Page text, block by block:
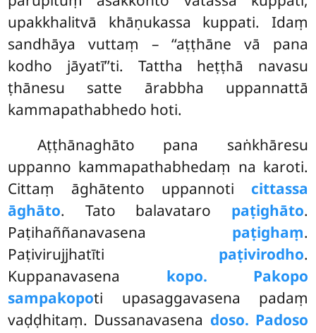
upakkhalitvā khāṇukassa kuppati. Idaṃ
sandhāya vuttaṃ – ‘‘aṭṭhāne vā pana
kodho jāyatī’’ti. Tattha heṭṭhā navasu
ṭhānesu satte ārabbha uppannattā
kammapathabhedo hoti.
Aṭṭhānaghāto pana saṅkhāresu
uppanno kammapathabhedaṃ na karoti.
Cittaṃ āghātento uppannoti cittassa
āghāto. Tato balavataro paṭighāto.
Paṭihaññanavasena paṭighaṃ.
Paṭivirujjhatīti paṭivirodho.
Kuppanavasena kopo. Pakopo
sampakopoti upasaggavasena padaṃ
vaḍḍhitaṃ. Dussanavasena doso. Padoso